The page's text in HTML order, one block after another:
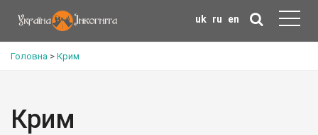
uk ru en
Головна > Крим
Крим